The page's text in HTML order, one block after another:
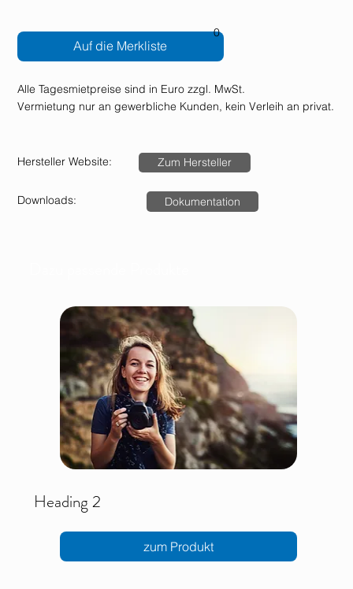
Auf die Merkliste
0
Alle Tagesmietpreise sind in Euro zzgl. MwSt.
Vermietung nur an gewerbliche Kunden, kein Verleih an privat.
Hersteller Website: Zum Hersteller
Downloads: Dokumentation
Heading 2
zum Produkt